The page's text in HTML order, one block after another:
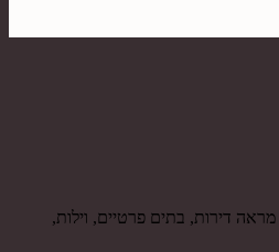
דירות, בתים פרטיים, וילות,